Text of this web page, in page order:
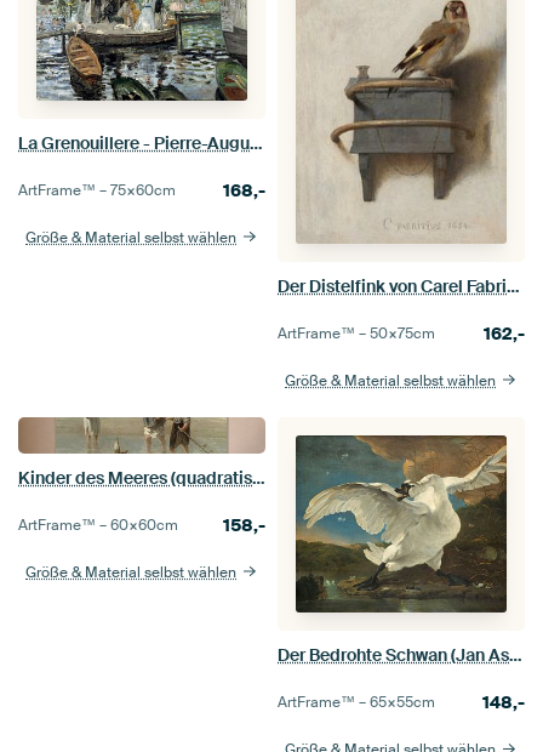
La Grenouillere - Pierre-Auguste Renoir
ArtFrame™ –75×60cm 168,-
Größe & Material selbst wählen
Der Distelfink von Carel Fabritius
ArtFrame™ –50×75cm 162,-
Größe & Material selbst wählen
Kinder des Meeres (quadratische Version), Jozef Israëls
ArtFrame™ –60×60cm 158,-
Größe & Material selbst wählen
Der Bedrohte Schwan (Jan Asselijn)
ArtFrame™ –65×55cm 148,-